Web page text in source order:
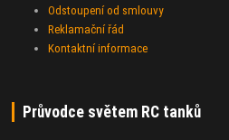
Odstoupení od smlouvy
Reklamační řád
Kontaktní informace
Průvodce světem RC tanků